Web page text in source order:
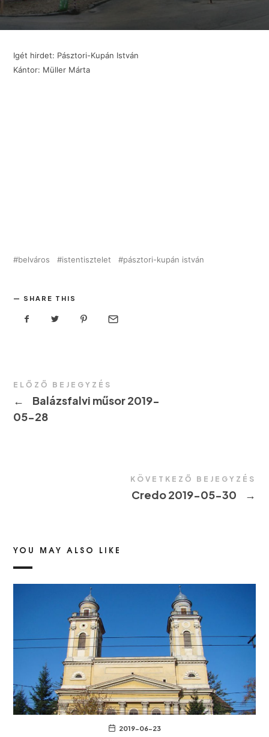
Igét hirdet: Pásztori-Kupán István
Kántor: Müller Márta
belváros istentisztelet pásztori-kupán istván
SHARE THIS
ELŐZŐ BEJEGYZÉS
←
Balázsfalvi műsor 2019-
05-28
KÖVETKEZŐ BEJEGYZÉS
Credo 2019-05-30 →
YOU MAY ALSO LIKE
2019-06-23